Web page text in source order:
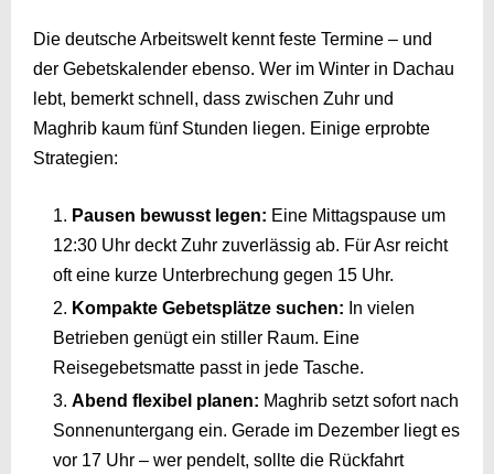
Die deutsche Arbeitswelt kennt feste Termine – und
der Gebetskalender ebenso. Wer im Winter in Dachau
lebt, bemerkt schnell, dass zwischen Zuhr und
Maghrib kaum fünf Stunden liegen. Einige erprobte
Strategien:
Pausen bewusst legen: Eine Mittagspause um
12:30 Uhr deckt Zuhr zuverlässig ab. Für Asr reicht
oft eine kurze Unterbrechung gegen 15 Uhr.
Kompakte Gebetsplätze suchen: In vielen
Betrieben genügt ein stiller Raum. Eine
Reisegebetsmatte passt in jede Tasche.
Abend flexibel planen: Maghrib setzt sofort nach
Sonnenuntergang ein. Gerade im Dezember liegt es
vor 17 Uhr – wer pendelt, sollte die Rückfahrt